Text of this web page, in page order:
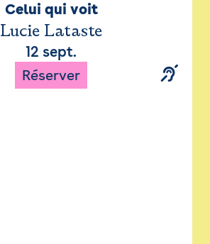
Celui qui voit
Lucie Lataste
12 sept.
Réserver